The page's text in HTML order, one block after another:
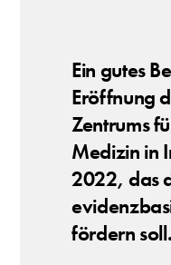
Ein gutes
Eröffnung
Zentrums
Medizin in
2022, das
fördern soll.